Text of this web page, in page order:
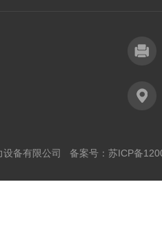
备有限公司 备案号： 苏ICP备